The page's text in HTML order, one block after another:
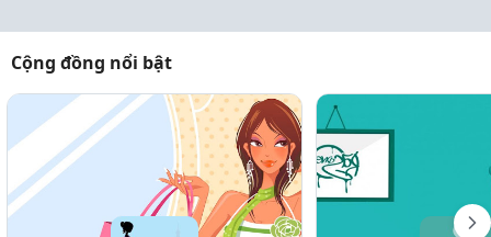
Cộng đồng nổi bật